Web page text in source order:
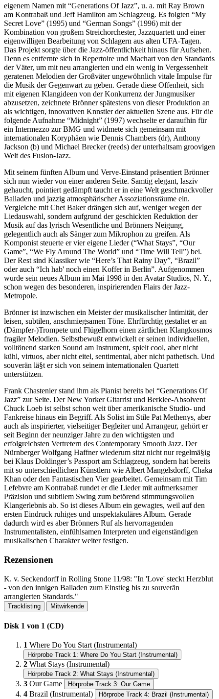
eigenem Namen mit “Generations Of Jazz”, u. a. mit Ray Brown
am Kontrabaß und Jeff Hamilton am Schlagzeug. Es folgten “My
Secret Love” (1995) und “German Songs” (1996) mit der
Kombination von großem Streichorchester, Jazzquartett und einer
eigenwilligen Bearbeitung von Schlagern aus alten UFA-Tagen.
Das Projekt sorgte über die Jazz-öffentlichkeit hinaus für Aufsehen.
Denn es entfernte sich in Repertoire und Machart von den Standards
der Väter, um mit neu arrangierten und ein wenig in Vergessenheit
geratenen Melodien der Großväter ungewöhnlich vitale Impulse für
die Musik der Gegenwart zu geben. Gerade diese Offenheit, sich
mit eigenen Klangideen von der Konkurrenz der Jungmusiker
abzusetzen, zeichnete Brönner spätestens von dieser Produktion an
als wichtigen, innovativen Knnstler der aktuellen Szene aus. Für die
folgende Aufnahme “Midnight” (1997) wechselte er daraufhin für
ein Intermezzo zur BMG und widmete sich gemeinsam mit
internationalen Koryphäen wie Dennis Chambers (dr), Anthony
Jackson (b) und Michael Brecker (reeds) der unterhaltsam groovigen
Welt des Fusion-Jazz.
Mit seinem fünften Album und Verve-Einstand präsentiert Brönner
sich nun wieder von einer anderen Seite. Samtig elegant, lasziv
gehaucht, pointiert gedämpft taucht er in eine Welt geschmackvoller
Balladen und jazzig atmosphärischer Assoziationsräume ein.
Vergleiche mit Chet Baker drängen sich auf, weniger wegen der
Liedauswahl, sondern aufgrund der geschickten Reduktion der
Musik auf das lyrisch Wesentliche und Brönners Neigung,
gelegentlich auch als Sänger zum Mikrophon zu greifen. Als
Komponist steuerte er vier eigene Lieder (“What Stays”, “Our
Game”, “We Fly Around The World” und “Time Will Tell”) bei.
Der Rest sind Klassiker wie “Here’s That Rainy Day”, “Brazil”
oder auch “Ich hab' noch einen Koffer in Berlin”. Aufgenommen
wurde sein neues Album im Mai 1998 in den Avatar Studios, N. Y.,
schon wegen des besonderen, inspirierenden Flairs der Jazz-
Metropole.
Brönner ist inzwischen ein Meister der musikalischer Intimität, der
leisen, subtilen, anschmiegsamen Töne. Ehrfürchtig gestaltet er an
(Dämpfer-)Trompete und Flügelhorn einen zärtlichen Klangkosmos
fragiler Melodien. Selbstbewußt entwickelt er seinen individuellen,
volltönend starken Sound am Instrument, spielt cool, aber nicht
kühl, virtuos, aber nicht eitel, sentimental, aber nicht pathetisch. Und
souverän lä§t er sich von seinem internationalen Quartett
unterstützen.
Frank Chastenier stand ihm als Pianist bereits bei “Generations Of
Jazz” zur Seite. Der New Yorker Gitarrist und Berklee-Absolvent
Chuck Loeb ist selbst schon weit über amerikanische Studio- und
Fankreise hinaus ein Begriff. Als Solist im Stile Pat Methenys, aber
auch als inspirierter, vielseitiger Begleiter und Arrangeur, gehört er
seit Beginn der neunziger Jahre zu den wichtigsten und
erfolgreichsten Vertretern des Contemporary Smooth Jazz. Der
Nürnberger Wolfgang Haffner wiederum sitzt nicht nur regelmä§ig
bei Klaus Doldinger’s Passport am Schlagzeug, sondern hat bereits
mit so unterschiedlichen Künstlern wie Albert Mangelsdorff, Chaka
Khan oder den Fantastischen Vier gearbeitet. Gemeinsam mit Tim
Lefebvre am Kontrabaß rundet er die Lieder mit aufmerksamer
Präzision und subtilem Swing zum betörend stimmungsvollen
Klangerlebnis ab. So ist dieses Album ein gewagtes, weil auf den
ersten Eindruck ruhiges und unspektakuläres Album. Gerade
dadurch wird es aber Brönners Ruf als hervorragenden
Instrumentalisten, einfühlsamen Interpreten und eigenständigen
musikalischen Charakter weiter festigen.
Rezensionen
K.​ v.​ Seckendorff in Rolling Stone 11/98: "In 'Love' steckt Herzblut
- von den innigen Balladen zum Einstieg bis zu souverän
arrangierten Standards.​"
Tracklisting Mitwirkende
Disk 1 von 1 (CD)
1 Where Do You Start (Instrumental)
Hörprobe Track 1: Where Do You Start (Instrumental)
2 What Stays (Instrumental)
Hörprobe Track 2: What Stays (Instrumental)
3 Our Game Hörprobe Track 3: Our Game
4 Brazil (Instrumental) Hörprobe Track 4: Brazil (Instrumental)